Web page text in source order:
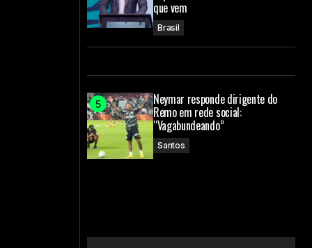
que vem
Brasil
Neymar responde dirigente do
Remo em rede social:
“Vagabundeando”
Santos